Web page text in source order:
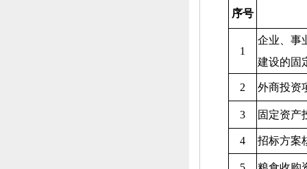
序号
1
企业、 事
建设的固
2 外商投资
3 固定资产
4 招标方案